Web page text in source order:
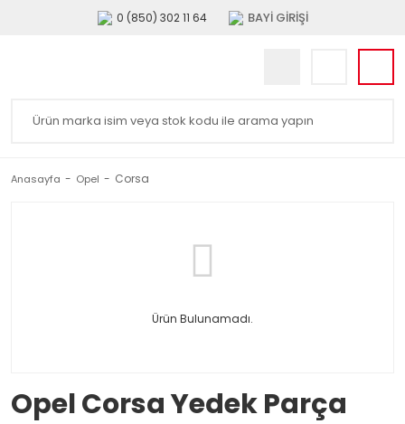
0 (850) 302 11 64 BAYİ GİRİŞİ
Anasayfa Opel Corsa
Ürün Bulunamadı.
Opel Corsa Yedek Parça